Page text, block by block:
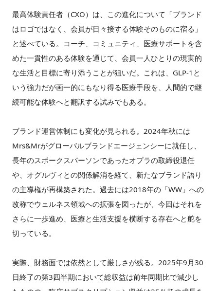
最高体験責任者（CXO）は、この進化について「ブランド
はロゴではなく、会員が日々接する体験そのものに宿る」
と述べている。コーチ、コミュニティ、医療サポートを含
めた一貫性のある体験を通じて、会員一人ひとりの現実的
な生活と目標に寄り添うことが狙いだ。これは、GLP-1と
いう強力だが画一的にもなり得る医療手段を、人間的で継
続可能な体験へと翻訳する試みでもある。
ブランド運営体制にも変化が見られる。2024年秋には
Mrs&Mrがグローバルブランドエージェンシーに就任し、
長年のスポークスパーソンであったオプラの取締役退任
や、オグルヴィとの関係解消を経て、新たなブランド語り
の主導権が再構築された。過去には2018年の「WW」への
改称でウェルネス領域への拡張を図ったが、今回はそれを
さらに一歩進め、医療と生活支援を横断する存在へと舵を
切っている。
実際、財務面では依然として厳しさが残る。2025年9月30
日終了の第3四半期において総収益は前年同期比で減少し